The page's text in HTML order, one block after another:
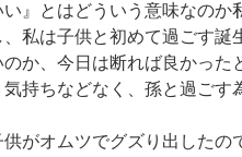
』とはどういう意味なの
、私は子供と初めて過ごす
か、今日は断れば良かった
持ちなどなく、孫と過ご
がオムツでグズり出した